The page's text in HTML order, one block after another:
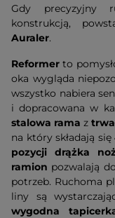
Gdy precyzyjny
konstrukcją,
Auraler.
Reformer to
oka wygląda
wszystko nabiera
i dopracowana w
stalowa ramaz
na który składają się
pozycji drążka
ramion pozwalają
potrzeb. Ruchoma
liny są
wygodna